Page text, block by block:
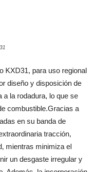
KXD31, para uso regional
diseño y disposición de
a la rodadura, lo que se
combustible.Gracias a
en su banda de
tracción,
mientras minimiza el
un desgaste irregular y